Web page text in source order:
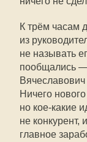
К трём часам
из
не называть
пообщались
Ничего
но кое-какие
не конкурент,
главное